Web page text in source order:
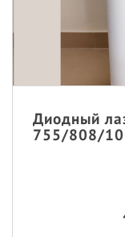
Диодный
755/808/